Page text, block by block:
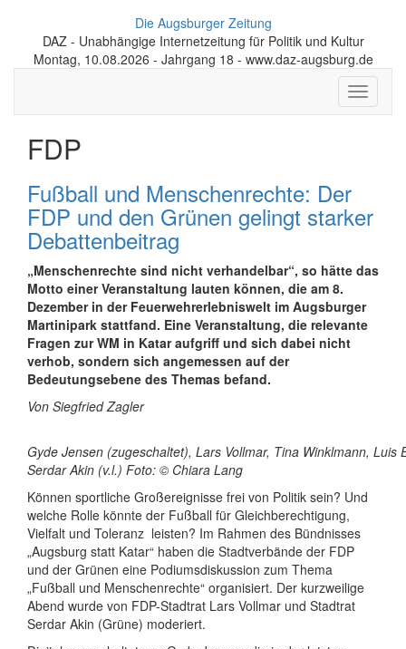
Die Augsburger Zeitung
DAZ - Unabhängige Internetzeitung für Politik und Kultur
Montag, 10.08.2026 - Jahrgang 18 - www.daz-augsburg.de
Toggle
FDP
Fußball und Menschenrechte: Der
FDP und den Grünen gelingt starker
Debattenbeitrag
„Menschenrechte sind nicht verhandelbar“, so hätte das
Motto einer Veranstaltung lauten können, die am 8.
Dezember in der Feuerwehrerlebniswelt im Augsburger
Martinipark stattfand. Eine Veranstaltung, die relevante
Fragen zur WM in Katar aufgriff und sich dabei nicht
verhob, sondern sich angemessen auf der
Bedeutungsebene des Themas befand.
Von Siegfried Zagler
Gyde Jensen (zugeschaltet), Lars Vollmar, Tina Winklmann, Luis
Serdar Akin (v.l.) Foto: © Chiara Lang
Können sportliche Großereignisse frei von Politik sein? Und
welche Rolle könnte der Fußball für Gleichberechtigung,
Vielfalt und Toleranz leisten? Im Rahmen des Bündnisses
„Augsburg statt Katar“ haben die Stadtverbände der FDP
und der Grünen eine Podiumsdiskussion zum Thema
„Fußball und Menschenrechte“ organisiert. Der kurzweilige
Abend wurde von FDP-Stadtrat Lars Vollmar und Stadtrat
Serdar Akin (Grüne) moderiert.